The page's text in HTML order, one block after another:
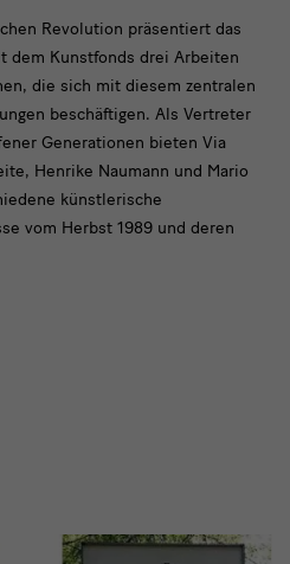
unverzüglich“
Revolution präsentiert das
dem Kunstfonds drei Arbeiten
die sich mit diesem zentralen
beschäftigen. Als Vertreter
Generationen bieten Via
Henrike Naumann und Mario
künstlerische
vom Herbst 1989 und deren